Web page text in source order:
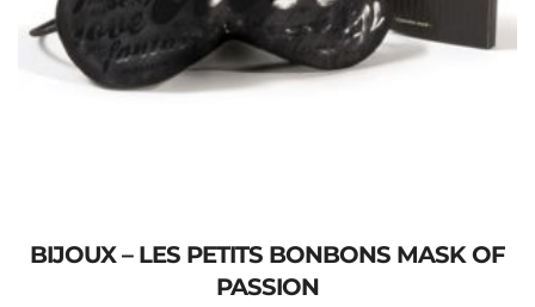
BIJOUX – LES PETITS BONBONS MASK OF
PASSION